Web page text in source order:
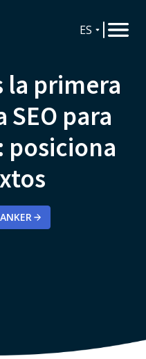
ES
la primera
para
posiciona